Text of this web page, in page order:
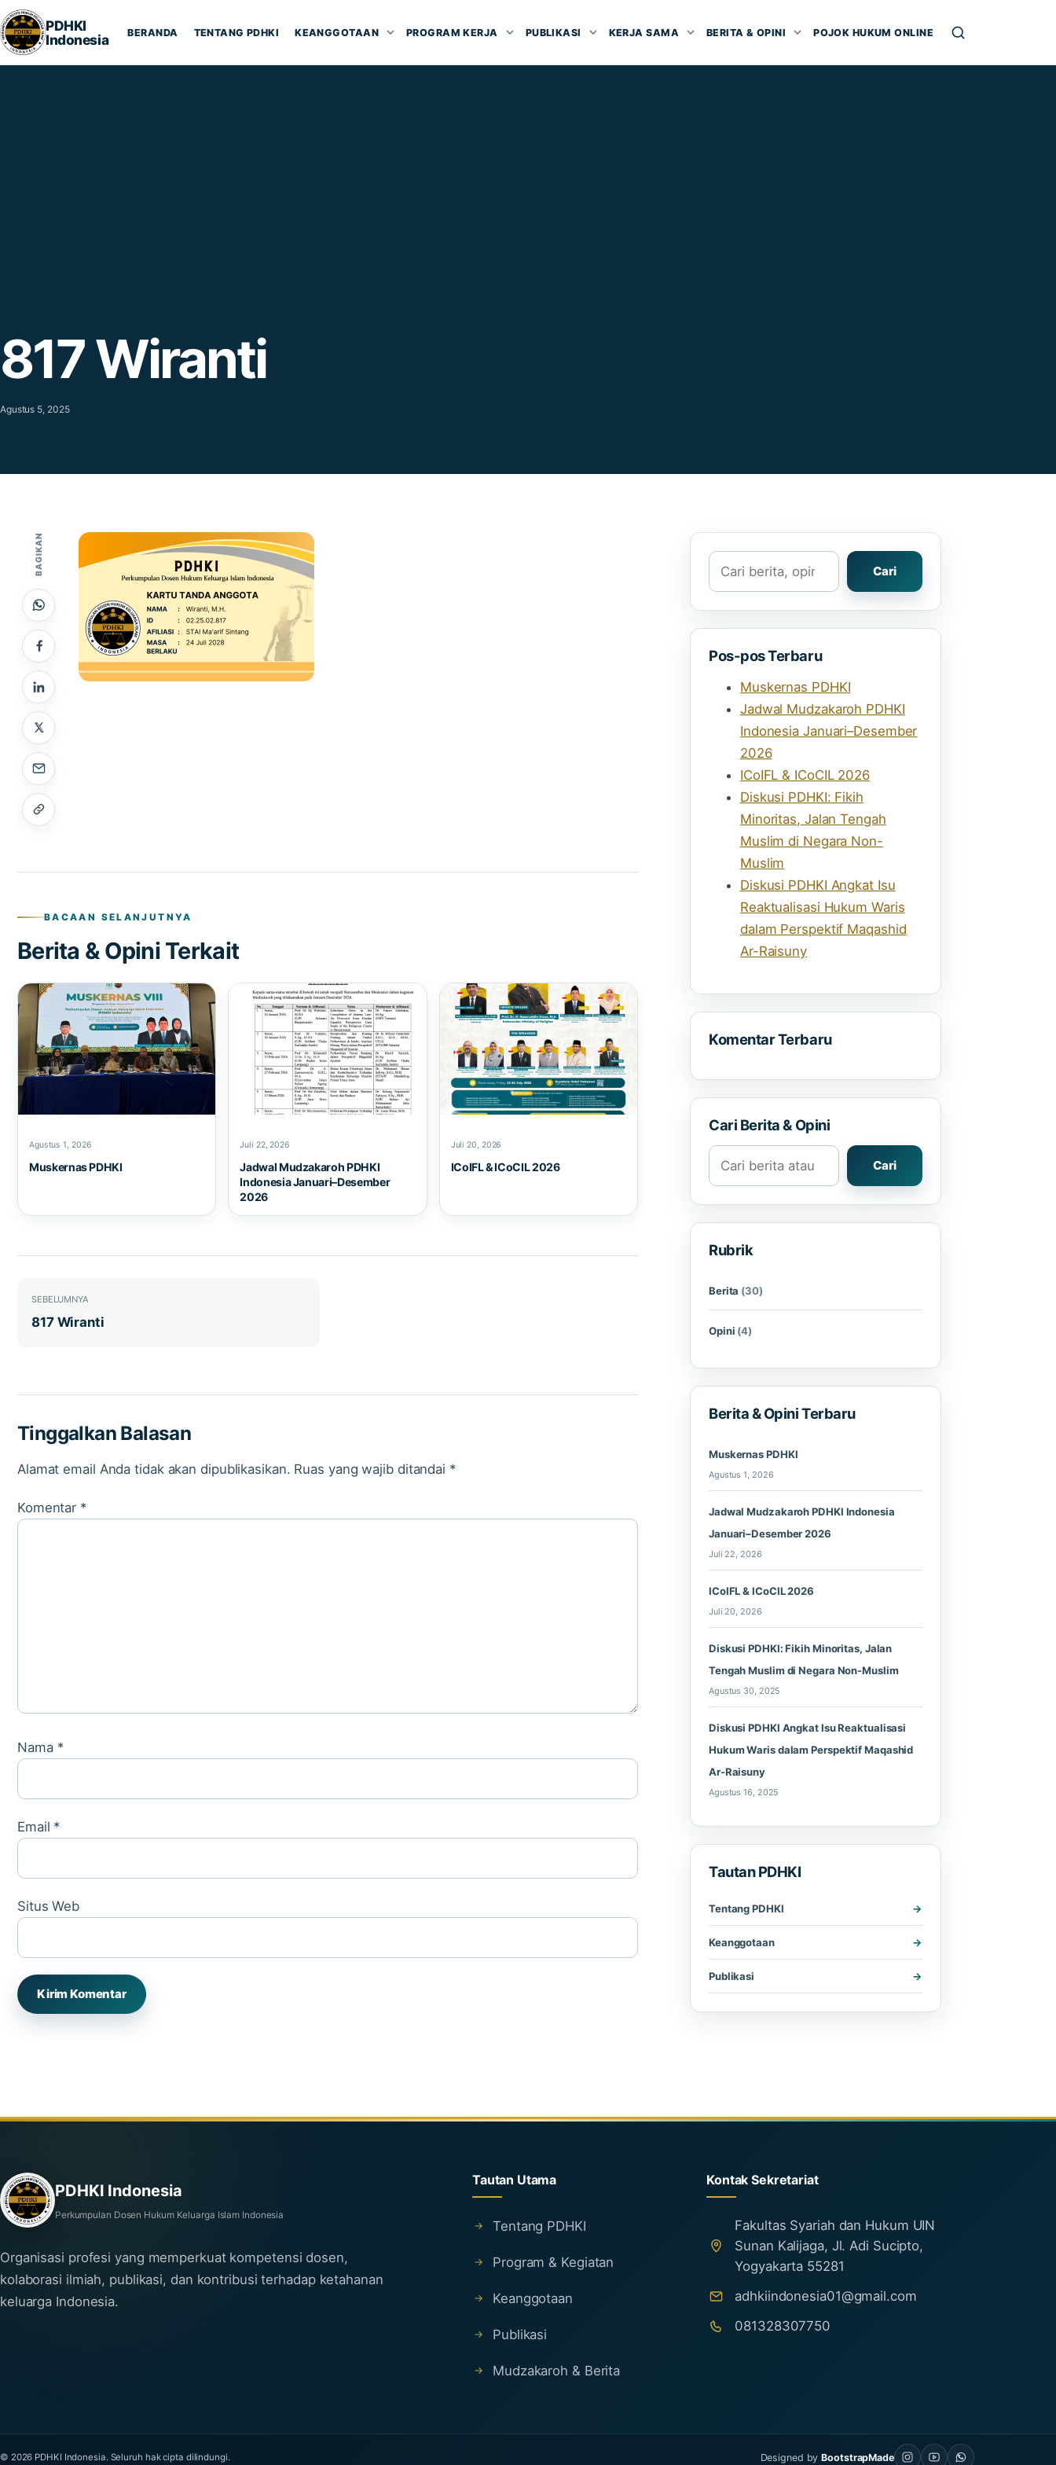
Lompat ke konten
PDHKI
Indonesia
BERANDA TENTANG PDHKI KEANGGOTAAN PROGRAM KERJA PUBLIKASI KERJA SAMA BERITA & OPINI POJOK HUKUM ONLINE
817 Wiranti
Agustus 5, 2025
BAGIKAN
BACAAN SELANJUTNYA
Berita & Opini Terkait
Agustus 1, 2026
Muskernas PDHKI
Juli 22, 2026
Jadwal Mudzakaroh PDHKI
Indonesia Januari–Desember
2026
Juli 20, 2026
ICoIFL & ICoCIL 2026
Navigasi pos
SEBELUMNYA
817 Wiranti
Tinggalkan Balasan
Alamat email Anda tidak akan dipublikasikan. Ruas yang wajib ditandai *
Komentar *
Nama *
Email *
Situs Web
Cari
Cari
Pos-pos Terbaru
Muskernas PDHKI
Jadwal Mudzakaroh PDHKI
Indonesia Januari–Desember
2026
ICoIFL & ICoCIL 2026
Diskusi PDHKI: Fikih
Minoritas, Jalan Tengah
Muslim di Negara Non-
Muslim
Diskusi PDHKI Angkat Isu
Reaktualisasi Hukum Waris
dalam Perspektif Maqashid
Ar-Raisuny
Komentar Terbaru
Cari Berita & Opini
Cari berita atau opini
Cari
Rubrik
Berita (30)
Opini (4)
Berita & Opini Terbaru
Muskernas PDHKI
Agustus 1, 2026
Jadwal Mudzakaroh PDHKI Indonesia
Januari–Desember 2026
Juli 22, 2026
ICoIFL & ICoCIL 2026
Juli 20, 2026
Diskusi PDHKI: Fikih Minoritas, Jalan
Tengah Muslim di Negara Non-Muslim
Agustus 30, 2025
Diskusi PDHKI Angkat Isu Reaktualisasi
Hukum Waris dalam Perspektif Maqashid
Ar-Raisuny
Agustus 16, 2025
Tautan PDHKI
Tentang PDHKI
Keanggotaan
Publikasi
PDHKI Indonesia
Perkumpulan Dosen Hukum Keluarga Islam Indonesia
Organisasi profesi yang memperkuat kompetensi dosen,
kolaborasi ilmiah, publikasi, dan kontribusi terhadap ketahanan
keluarga Indonesia.
Tautan Utama
Tentang PDHKI
Program & Kegiatan
Keanggotaan
Publikasi
Mudzakaroh & Berita
Kontak Sekretariat
Fakultas Syariah dan Hukum UIN
Sunan Kalijaga, Jl. Adi Sucipto,
Yogyakarta 55281
adhkiindonesia01@gmail.com
081328307750
© 2026 PDHKI Indonesia. Seluruh hak cipta dilindungi. Designed byBootstrapMade